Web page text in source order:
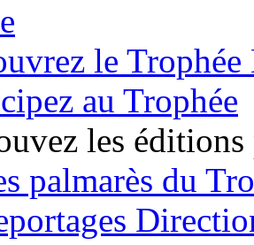
le
au Trophée
les éditions
palmarès du